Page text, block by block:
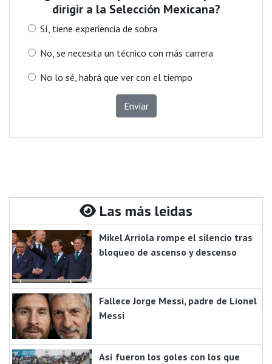
dirigir a la Selección Mexicana?
Sí, tiene experiencia de sobra
No, se necesita un técnico con más carrera
No lo sé, habrá que ver con el tiempo
Enviar
Las más leidas
Mikel Arriola rompe el silencio tras
bloqueo de ascenso y descenso
Fallece Jorge Messi, padre de Lionel
Messi
Así fueron los goles con los que